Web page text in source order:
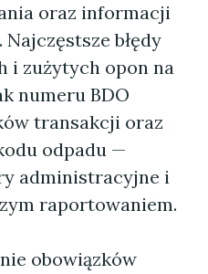
oraz informacji
błędy
i zużytych opon na
numeru BDO
transakcji oraz
odpadu —
administracyjne i
raportowaniem.
obowiązków